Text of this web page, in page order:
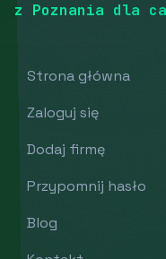
z Poznania dla
Strona główna
Zaloguj się
Dodaj firmę
Przypomnij hasło
Blog